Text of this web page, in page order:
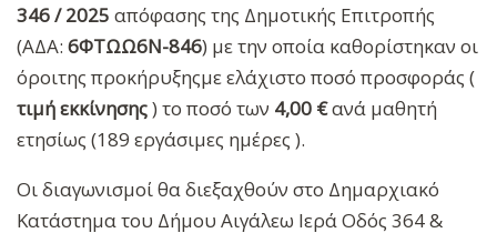
346 / 2025 απόφασης της Δημοτικής Επιτροπής
(ΑΔΑ: 6ΦΤΩΩ6Ν-846) με την οποία καθορίστηκαν οι
όροιτης προκήρυξηςμε ελάχιστο ποσό προσφοράς (
τιμή εκκίνησης) το ποσό των 4,00 €ανά μαθητή
ετησίως (189 εργάσιμες ημέρες ).
Οι διαγωνισμοί θα διεξαχθούν στο Δημαρχιακό
Κατάστημα του Δήμου Αιγάλεω Ιερά Οδός 364 &